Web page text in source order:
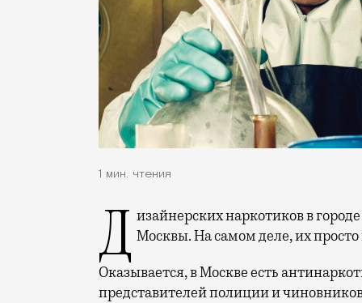
1 мин. чтения
Дизайнерских наркотиков в городе почти нет, считает департамент безопасности Москвы. На самом деле, их просто
Оказывается, в Москве есть
представителей полиции и